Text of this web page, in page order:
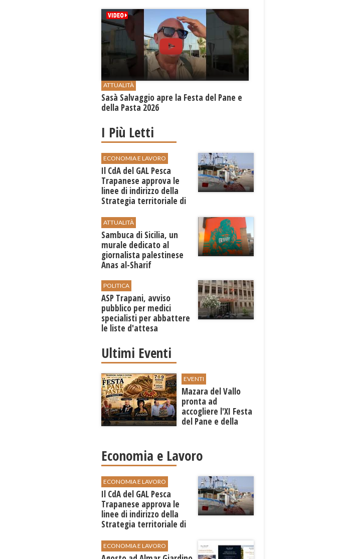
ATTUALITÀ
Sasà Salvaggio apre la Festa del Pane e
della Pasta 2026
I Più Letti
ECONOMIA E LAVORO
Il CdA del GAL Pesca
Trapanese approva le
linee di indirizzo della
Strategia territoriale di
ATTUALITÀ
Sambuca di Sicilia, un
murale dedicato al
giornalista palestinese
Anas al-Sharif
POLITICA
ASP Trapani, avviso
pubblico per medici
specialisti per abbattere
le liste d'attesa
Ultimi Eventi
EVENTI
Mazara del Vallo
pronta ad
accogliere l'XI Festa
del Pane e della
Economia e Lavoro
ECONOMIA E LAVORO
Il CdA del GAL Pesca
Trapanese approva le
linee di indirizzo della
Strategia territoriale di
ECONOMIA E LAVORO